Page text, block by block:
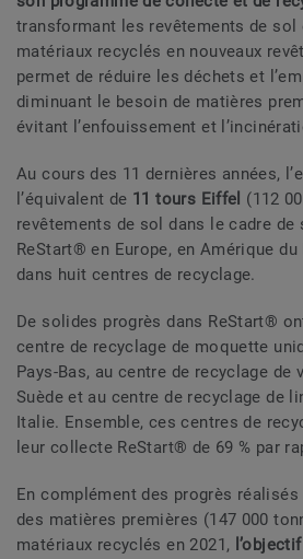
transformant les revêtements de sol
matériaux recyclés en nouveaux
permet de réduire les déchets et
diminuant le besoin de matières
évitant l’enfouissement et
Au cours des 11 dernières années,
l’équivalent de 11 tours Eiffel (112
revêtements de sol dans le cadre de
ReStart® en Europe, en Amérique
dans huit centres de recyclage.
De solides progrès dans ReStart®
centre de recyclage de moquette
Pays-Bas, au centre de recyclage de
Suède et au centre de recyclage de
Italie. Ensemble, ces centres de
leur collecte ReStart® de 69 % par
En complément des progrès réalisés
des matières premières (147 000
matériaux recyclés en 2021,